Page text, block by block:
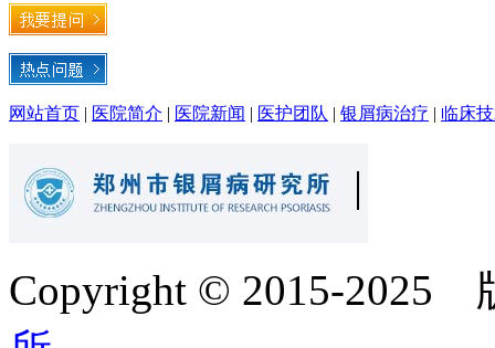
网站首页 | 医院简介 | 医院新闻 | 医护团队 | 银屑病治疗 | 临床
Copyright © 2015-2025